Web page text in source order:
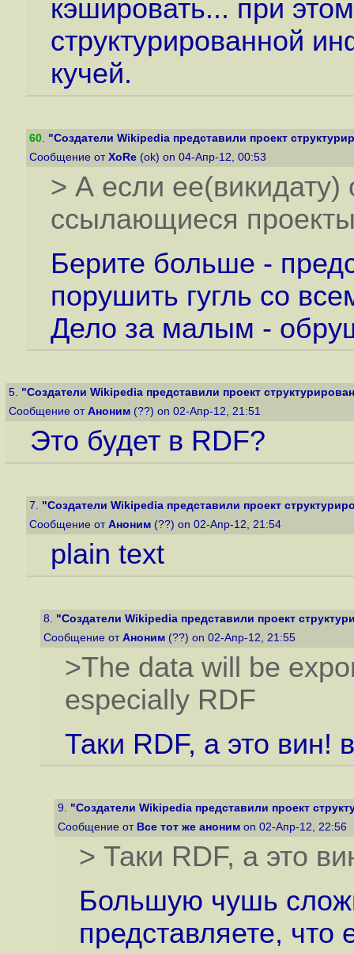
кэшировать... при
структурированной
кучей.
60. "Создатели Wikipedia представили проект
Сообщение от XoRe (ok) on 04-Апр-12, 00:53
> А если
ссылающиеся
Берите больше -
порушить гугль со
Дело за малым -
5. "Создатели Wikipedia представили проект
Сообщение от Аноним (??) on 02-Апр-12, 21:51
Это будет в RDF?
7. "Создатели Wikipedia представили проект
Сообщение от Аноним (??) on 02-Апр-12, 21:54
plain text
8. "Создатели Wikipedia представили проект
Сообщение от Аноним (??) on 02-Апр-12, 21:55
>The data will be
especially RDF
Таки RDF, а это вин!
9. "Создатели Wikipedia представили проект
Сообщение от Все тот же аноним on 02-Апр-12, 22:56
> Таки RDF, а это
Большую чушь
представляете, что